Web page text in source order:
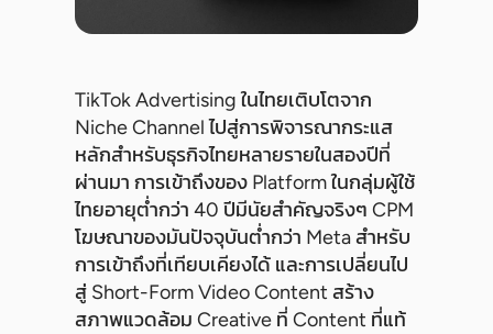
TikTok Advertising ในไทยเติบโตจาก
Niche Channel ไปสู่การพิจารณากระแส
หลักสำหรับธุรกิจไทยหลายรายในสองปีที่
ผ่านมา การเข้าถึงของ Platform ในกลุ่มผู้ใช้
ไทยอายุต่ำกว่า 40 ปีมีนัยสำคัญจริงๆ CPM
โฆษณาของมันปัจจุบันต่ำกว่า Meta สำหรับ
การเข้าถึงที่เทียบเคียงได้ และการเปลี่ยนไป
สู่ Short-Form Video Content สร้าง
สภาพแวดล้อม Creative ที่ Content ที่แท้